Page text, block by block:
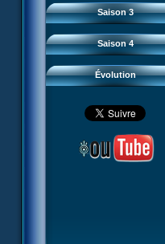
Saison 3
Saison 4
93 Retour
94 Contre-attaque
95 Souvenirs
Évolution
#21 - Faux-semblants
#22 - Mutinerie
#24 - Paradoxe temporel
#25 - Hécatombe
#26 - Ultime mission